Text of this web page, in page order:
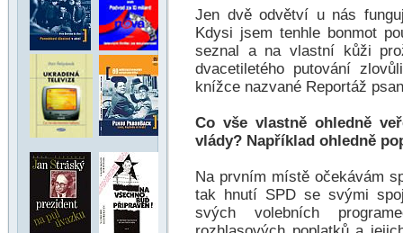
Jen dvě odvětví u nás
Kdysi jsem tenhle bonmot
seznal a na vlastní kůži
dvacetiletého putování
knížce nazvané Reportáž
Co vše vlastně ohledně
vlády? Například ohledně
Na prvním místě očekávám
tak hnutí SPD se svými
svých volebních